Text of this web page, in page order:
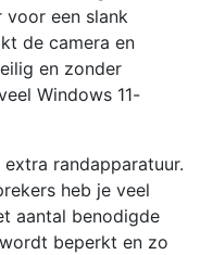
een slank
de camera en
en zonder
Windows 11-
randapparatuur.
heb je veel
aantal benodigde
beperkt en zo